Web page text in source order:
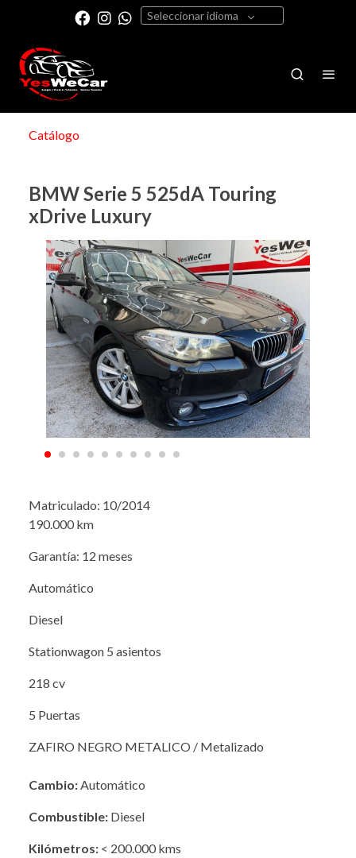
Seleccionar idioma
Catálogo
BMW Serie 5 525dA Touring
xDrive Luxury
Matriculado: 10/2014
190.000 km
Garantía: 12 meses
Automático
Diesel
Stationwagon 5 asientos
218 cv
5 Puertas
ZAFIRO NEGRO METALICO / Metalizado
Cambio: Automático
Combustible: Diesel
Kilómetros: < 200.000 kms